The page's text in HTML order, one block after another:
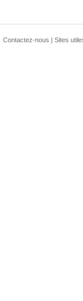
Contactez-nous | Sites